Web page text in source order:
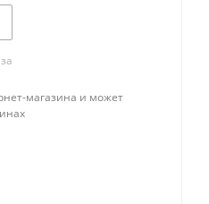
магазина и может